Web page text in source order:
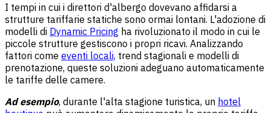
I tempi in cui i direttori d'albergo dovevano affidarsi a
strutture tariffarie statiche sono ormai lontani. L'adozione di
modelli di Dynamic Pricing ha rivoluzionato il modo in cui le
piccole strutture gestiscono i propri ricavi. Analizzando
fattori come eventi locali, trend stagionali e modelli di
prenotazione, queste soluzioni adeguano automaticamente
le tariffe delle camere.
Ad esempio, durante l'alta stagione turistica, un hotel